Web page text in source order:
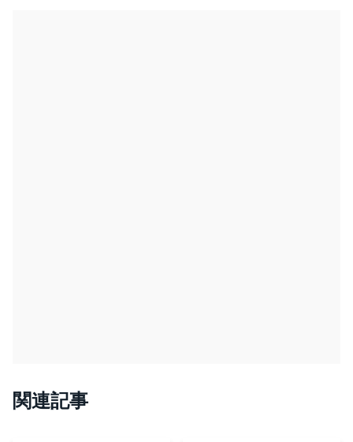
関連記事